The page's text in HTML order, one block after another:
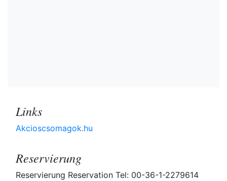
Links
Akcioscsomagok.hu
Reservierung
Reservierung Reservation Tel: 00-36-1-2279614